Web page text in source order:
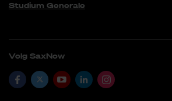
Studium Generale
Volg SaxNow